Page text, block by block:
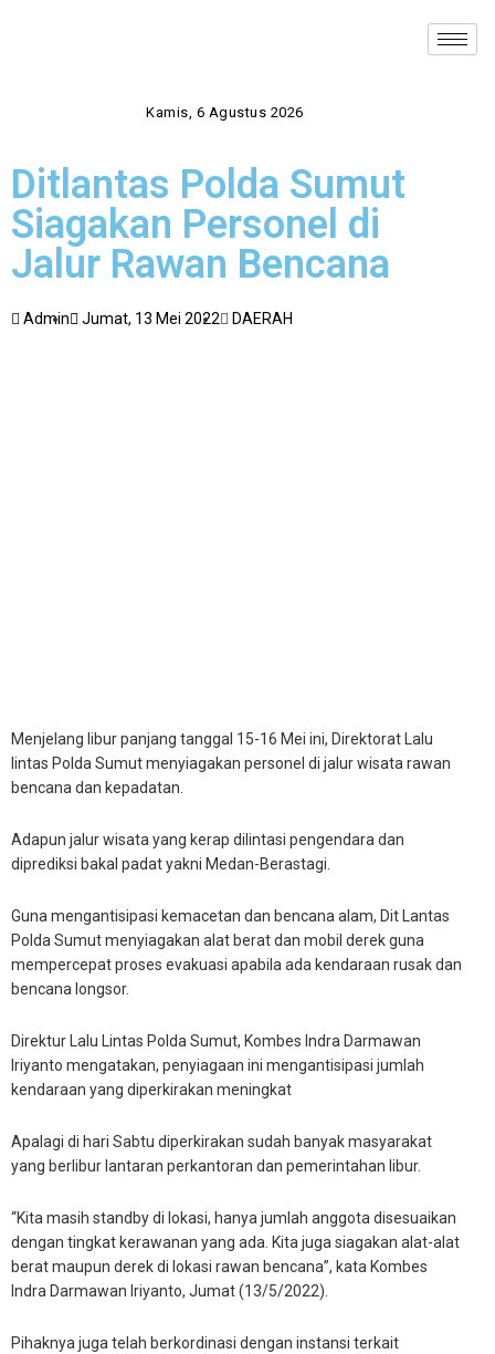
Kamis, 6 Agustus 2026
Ditlantas Polda Sumut
Siagakan Personel di
Jalur Rawan Bencana
Admin Jumat, 13 Mei 2022 DAERAH
Menjelang libur panjang tanggal 15-16 Mei ini, Direktorat Lalu
lintas Polda Sumut menyiagakan personel di jalur wisata rawan
bencana dan kepadatan.
Adapun jalur wisata yang kerap dilintasi pengendara dan
diprediksi bakal padat yakni Medan-Berastagi.
Guna mengantisipasi kemacetan dan bencana alam, Dit Lantas
Polda Sumut menyiagakan alat berat dan mobil derek guna
mempercepat proses evakuasi apabila ada kendaraan rusak dan
bencana longsor.
Direktur Lalu Lintas Polda Sumut, Kombes Indra Darmawan
Iriyanto mengatakan, penyiagaan ini mengantisipasi jumlah
kendaraan yang diperkirakan meningkat
Apalagi di hari Sabtu diperkirakan sudah banyak masyarakat
yang berlibur lantaran perkantoran dan pemerintahan libur.
“Kita masih standby di lokasi, hanya jumlah anggota disesuaikan
dengan tingkat kerawanan yang ada. Kita juga siagakan alat-alat
berat maupun derek di lokasi rawan bencana”, kata Kombes
Indra Darmawan Iriyanto, Jumat (13/5/2022).
Pihaknya juga telah berkordinasi dengan instansi terkait